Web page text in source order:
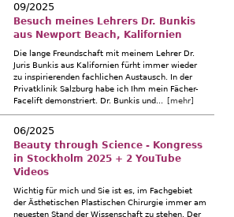
09/2025
Besuch meines Lehrers Dr. Bunkis
aus Newport Beach, Kalifornien
Die lange Freundschaft mit meinem Lehrer Dr.
Juris Bunkis aus Kalifornien fürht immer wieder
zu inspirierenden fachlichen Austausch. In der
Privatklinik Salzburg habe ich Ihm mein Fächer-
Facelift demonstriert. Dr. Bunkis und...
[mehr]
06/2025
Beauty through Science - Kongress
in Stockholm 2025 + 2 YouTube
Videos
Wichtig für mich und Sie ist es, im Fachgebiet
der Ästhetischen Plastischen Chirurgie immer am
neuesten Stand der Wissenschaft zu stehen. Der